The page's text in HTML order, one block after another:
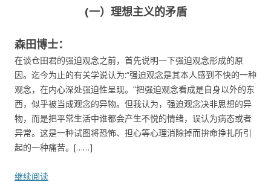
(一）理想主义的矛盾
森田博士：
在谈仓田君的强迫观念之前，首先说明一下强迫观念形成的原
因。迄今为止的有关学说认为:“强迫观念是其本人感到不快的一种
观念，在内心深处强迫性呈现。”把强迫观念看成是自身以外的东
西，似乎被当成观念的异物。但我认为，强迫观念决非思想的异
物，而是把平常生活中谁都会产生不悦的情绪，误认为病态或者
异常。这是一种试图将恐怖、担心等心理消除掉而拚命挣扎所引
起的一种痛苦。[……]
继续阅读